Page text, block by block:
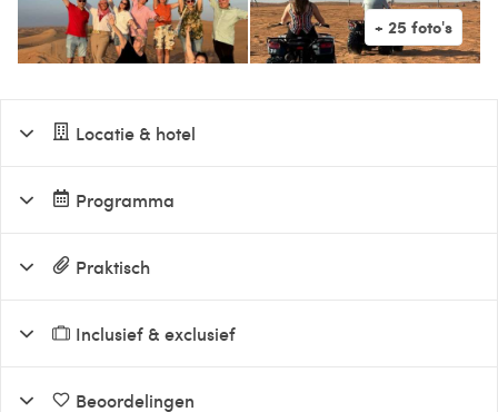
Locatie & hotel
Programma
Praktisch
Inclusief & exclusief
Beoordelingen